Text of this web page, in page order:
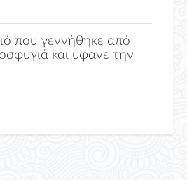
που γεννήθηκε από
και ύφανε την